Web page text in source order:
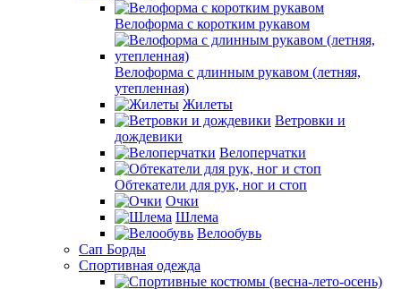
Велоформа с коротким рукавом
Велоформа с длинным рукавом (летняя,
утепленная)
Жилеты
Ветровки и
дождевики
Велоперчатки
Обтекатели для рук, ног и стоп
Очки
Шлема
Велообувь
Сап Борды
Спортивная одежда